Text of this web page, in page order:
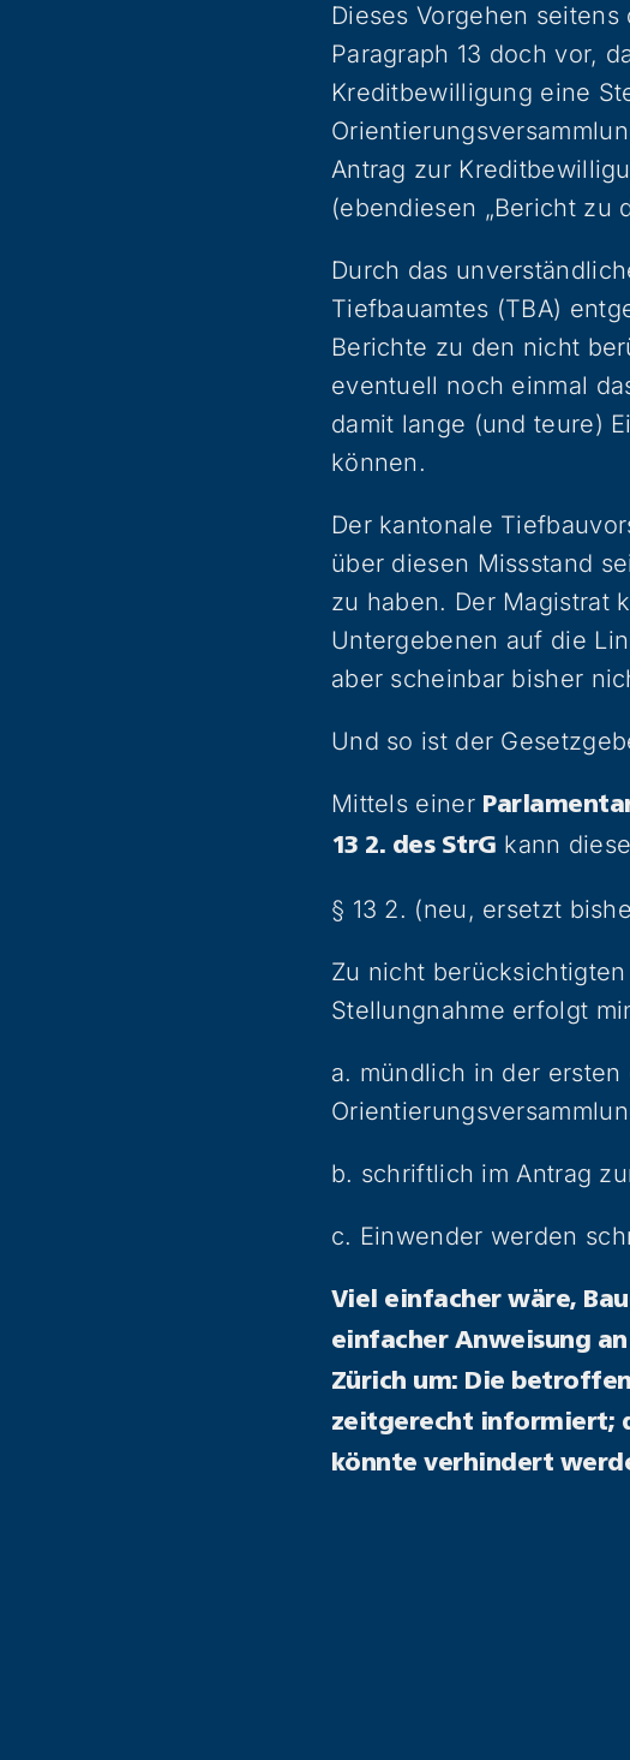
Dieses Vorgehen
Paragraph 13 doch vor,
Kreditbewilligung eine
Antrag zur
(ebendiesen „Bericht zu
Durch das
Tiefbauamtes (TBA)
Berichte zu den nicht
eventuell noch einmal
damit lange (und teure)
können.
Der kantonale
über diesen Missstand
zu haben. Der Magistrat
Untergebenen auf die
aber scheinbar bisher
Und so ist der
Mittels einer
13 2. des StrG kann
§ 13 2. (neu, ersetzt
Zu nicht
Stellungnahme erfolgt
a. mündlich in der
b. schriftlich im Antrag
c. Einwender werden
Viel einfacher wäre,
einfacher Anweisung
Zürich um: Die
zeitgerecht informiert;
könnte verhindert